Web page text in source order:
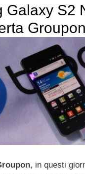
Galaxy S2
Groupon
, in questi